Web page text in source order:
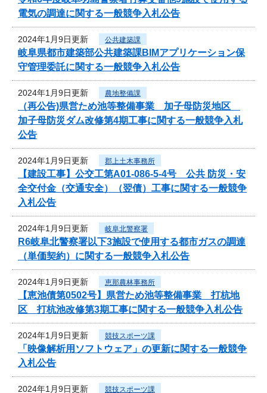
電気の調達に関する一般競争入札公告
2024年1月9日更新 公共建築課
岐阜県都市建築部公共建築課BIMアプリケーション保
守管理委託に関する一般競争入札公告
2024年1月9日更新 農地整備課
（再公告)県営ため池等整備事業 加子母防災地区
加子母防災ダム改修第4期工事に関する一般競争入札
公告
2024年1月9日更新 郡上土木事務所
【建設工事】公交工第A01-086-5-4号 公共 防災・安
全交付金（交通安全）（翌債）工事に関する一般競争
入札公告
2024年1月9日更新 岐阜北警察署
R6岐阜北警察署以下3施設で使用する都市ガスの調達
（単価契約）に関する一般競争入札公告
2024年1月9日更新 恵那農林事務所
【恵池債第0502号】県営ため池等整備事業 打杭地
区 打杭池改修第3期工事に関する一般競争入札公告
2024年1月9日更新 競技スポーツ課
「映像解析用ソフトウェア」の更新に関する一般競争
入札公告
2024年1月9日更新 競技スポーツ課